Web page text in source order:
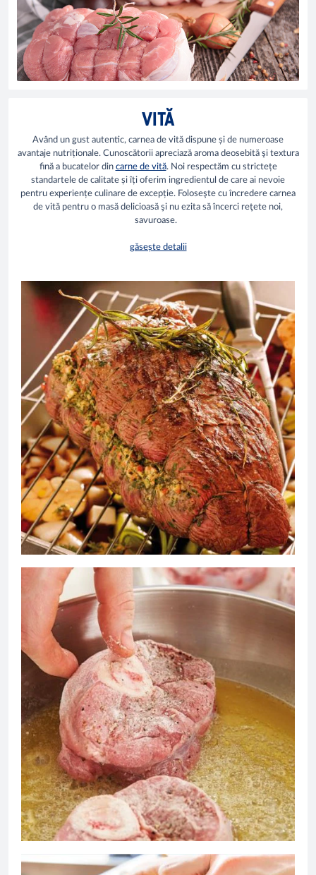
VITĂ
Având un gust autentic, carnea de vită dispune și de numeroase
avantaje nutriționale. Cunoscătorii apreciază aroma deosebită şi textura
fină a bucatelor din carne de vită. Noi respectăm cu strictețe
standartele de calitate și îți oferim ingredientul de care ai nevoie
pentru experiențe culinare de excepție. Foloseşte cu încredere carnea
de vită pentru o masă delicioasă şi nu ezita să încerci reţete noi,
savuroase.
găsește detalii